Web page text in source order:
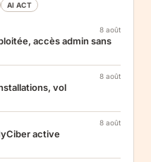
AI ACT
8 août
accès admin sans
8 août
vol
8 août
active